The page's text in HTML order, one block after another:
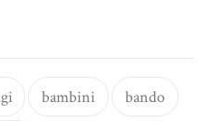
bambini bando